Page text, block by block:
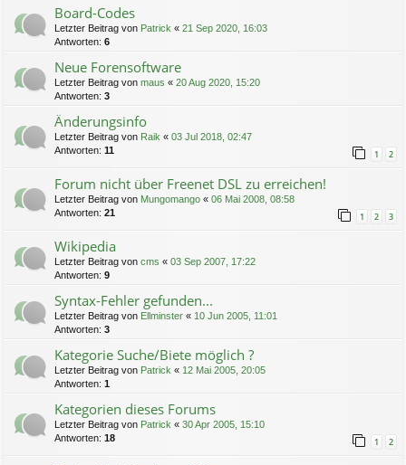
Board-Codes
Letzter Beitrag von Patrick « 21 Sep 2020, 16:03
Antworten: 6
Neue Forensoftware
Letzter Beitrag von maus « 20 Aug 2020, 15:20
Antworten: 3
Änderungsinfo
Letzter Beitrag von Raik « 03 Jul 2018, 02:47
Antworten: 11 1 2
Forum nicht über Freenet DSL zu erreichen!
Letzter Beitrag von Mungomango « 06 Mai 2008, 08:58
Antworten: 21 1 2 3
Wikipedia
Letzter Beitrag von cms « 03 Sep 2007, 17:22
Antworten: 9
Syntax-Fehler gefunden...
Letzter Beitrag von Ellminster « 10 Jun 2005, 11:01
Antworten: 3
Kategorie Suche/Biete möglich ?
Letzter Beitrag von Patrick « 12 Mai 2005, 20:05
Antworten: 1
Kategorien dieses Forums
Letzter Beitrag von Patrick « 30 Apr 2005, 15:10
Antworten: 18 1 2